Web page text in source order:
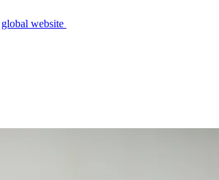
global website